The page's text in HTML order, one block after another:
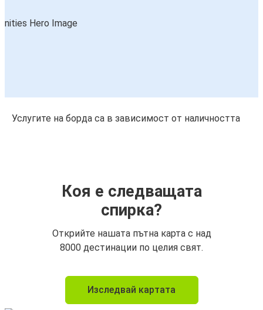
Услугите на борда са в зависимост от наличността
Коя е следващата
спирка?
Открийте нашата пътна карта с над
8000 дестинации по целия свят.
Изследвай картата